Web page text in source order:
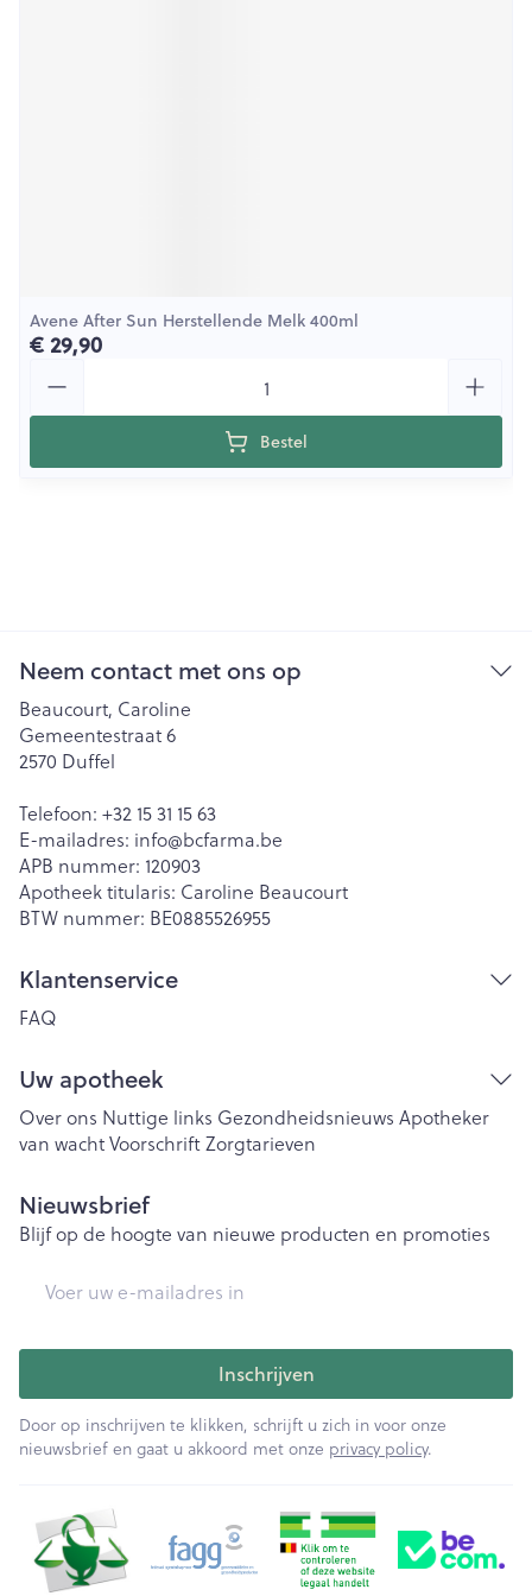
Avene After Sun Herstellende Melk 400ml
€ 29,90
Bestel
Neem contact met ons op
Beaucourt, Caroline
Gemeentestraat 6
2570 Duffel
Telefoon: +32 15 31 15 63
E-mailadres: info@bcfarma.be
APB nummer: 120903
Apotheek titularis: Caroline Beaucourt
BTW nummer: BE0885526955
Klantenservice
FAQ
Uw apotheek
Over ons Nuttige links Gezondheidsnieuws Apotheker
van wachtVoorschriftZorgtarieven
Nieuwsbrief
Blijf op de hoogte van nieuwe producten en promoties
Inschrijven
Door op inschrijven te klikken, schrijft u zich in voor onze
nieuwsbrief en gaat u akkoord met onze privacy policy.